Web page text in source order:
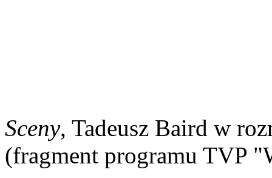
Sceny, Tadeusz Baird w
(fragment programu TVP